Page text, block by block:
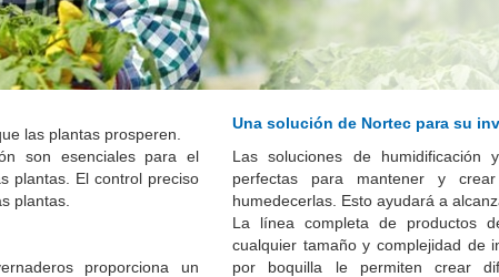
las plantas prosperen.
son esenciales para el
plantas. El control preciso
plantas.
proporciona un
Una solución de Nortec para su
Las soluciones de humidificación
perfectas para mantener y
humedecerlas. Esto ayudará a
La línea completa de productos
cualquier tamaño y complejidad de
por boquilla le permiten crear